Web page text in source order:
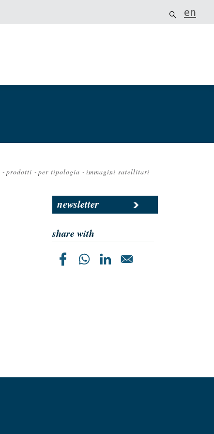
en
- prodotti - per tipologia - immagini satellitari
newsletter
share with